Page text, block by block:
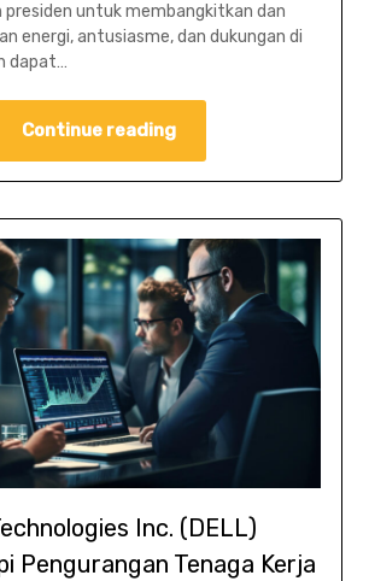
presiden untuk membangkitkan dan
energi, antusiasme, dan dukungan di
dapat…
Continue reading
Inc. (DELL)
Pengurangan Tenaga Kerja